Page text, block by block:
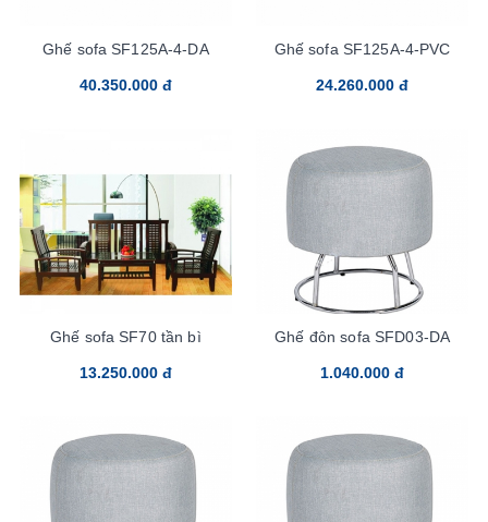
Ghế sofa SF125A-4-DA
40.350.000 đ
Ghế sofa SF125A-4-PVC
24.260.000 đ
Ghế sofa SF70 tần bì
13.250.000 đ
Ghế đôn sofa SFD03-DA
1.040.000 đ